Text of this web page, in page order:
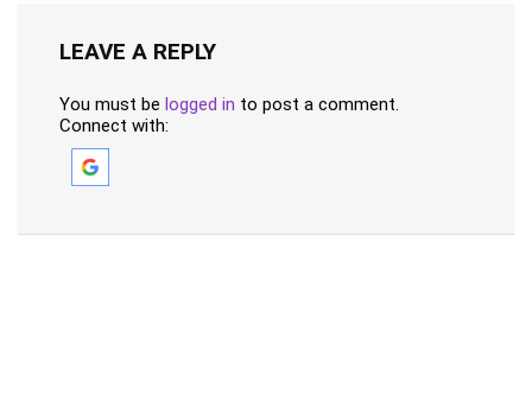
LEAVE A REPLY
You must be logged in to post a comment.
Connect with: